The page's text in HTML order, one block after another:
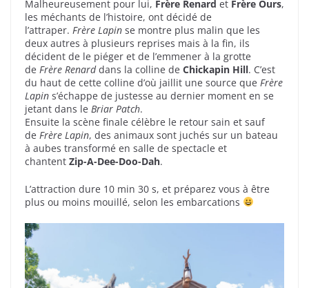
Malheureusement pour lui, Frère Renard et Frère Ours,
les méchants de l’histoire, ont décidé de
l’attraper. Frère Lapin se montre plus malin que les
deux autres à plusieurs reprises mais à la fin, ils
décident de le piéger et de l’emmener à la grotte
de Frère Renarddans la colline de Chickapin Hill. C’est
du haut de cette colline d’où jaillit une source que Frère
Lapin s’échappe de justesse au dernier moment en se
jetant dans le Briar Patch.
Ensuite la scène finale célèbre le retour sain et sauf
de Frère Lapin, des animaux sont juchés sur un bateau
à aubes transformé en salle de spectacle et
chantent Zip-A-Dee-Doo-Dah.
L’attraction dure 10 min 30 s, et préparez vous à être
plus ou moins mouillé, selon les embarcations